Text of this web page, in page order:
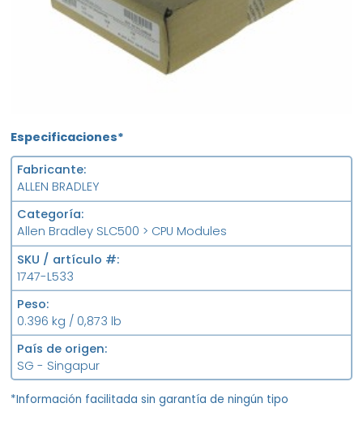
Especificaciones*
Fabricante
ALLEN BRADLEY
Categoría
Allen Bradley SLC500 > CPU Modules
SKU / artículo #
1747-L533
Peso
0.396 kg / 0,873 lb
País de origen
SG - Singapur
*Información facilitada sin garantía de ningún tipo